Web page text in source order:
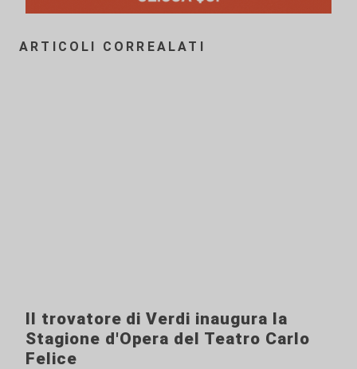
ARTICOLI CORREALATI
Il trovatore di Verdi inaugura la
Stagione d'Opera del Teatro Carlo
Felice